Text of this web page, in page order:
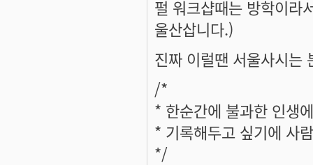
펄 워크샵때는 방학이라
울산삽니다.)
진짜 이럴땐 서울사시는
/*
* 한순간에 불과한 인생
* 기록해두고 싶기에 사
*/